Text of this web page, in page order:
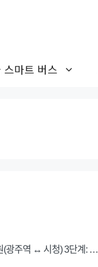
스마트 버스
(광주역 ↔ 시청) 3단계: …